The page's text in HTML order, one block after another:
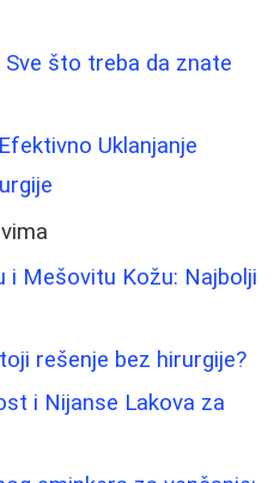
što treba da znate
Uklanjanje
i Mešovitu Kožu: Najbolji
rešenje bez hirurgije?
i Nijanse Lakova za